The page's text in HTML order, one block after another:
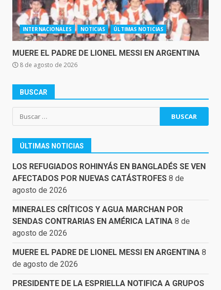
INTERNACIONALES NOTICIAS ÚLTIMAS NOTICIAS
MUERE EL PADRE DE LIONEL MESSI EN ARGENTINA
8 de agosto de 2026
BUSCAR
Buscar:
ÚLTIMAS NOTICIAS
LOS REFUGIADOS ROHINYÁS EN BANGLADÉS SE VEN
AFECTADOS POR NUEVAS CATÁSTROFES 8 de
agosto de 2026
MINERALES CRÍTICOS Y AGUA MARCHAN POR
SENDAS CONTRARIAS EN AMÉRICA LATINA 8 de
agosto de 2026
MUERE EL PADRE DE LIONEL MESSI EN ARGENTINA 8
de agosto de 2026
PRESIDENTE DE LA ESPRIELLA NOTIFICA A GRUPOS